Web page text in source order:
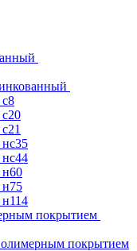
покрытием
покрытием